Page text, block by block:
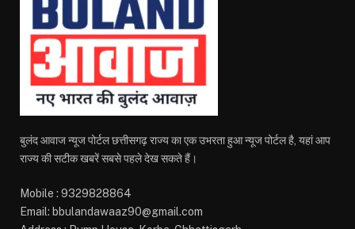
बुलंद आवाज न्यूज पोर्टल छत्तीसगढ़ राज्य का एक उभरता हुआ न्यूज पोर्टल है, यहां आप
राज्य की सटीक खबरें सबसे पहले देख सकते हैं।
Mobile : 9329828864
Email: bbulandawaaz90@gmail.com